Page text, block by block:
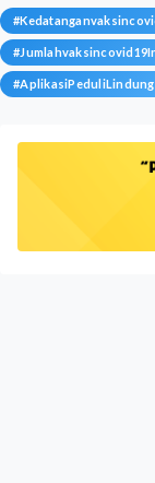
#
#
#